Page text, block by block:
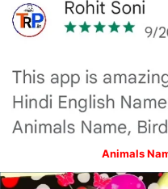
Animals